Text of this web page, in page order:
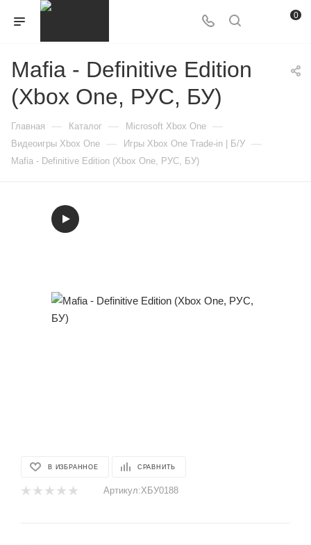
0
Mafia - Definitive Edition
(Xbox One, РУС, БУ)
Главная — Каталог — Microsoft Xbox One —
Видеоигры Xbox One — Игры Xbox One Trade-in | Б/У —
Mafia - Definitive Edition (Xbox One, РУС, БУ)
В ИЗБРАННОЕ СРАВНИТЬ
Артикул:XБУ0188